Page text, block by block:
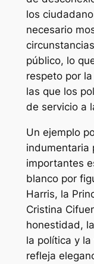
los
necesario
público, lo
respeto por
las que los
de servicio a
Un ejemplo
indumentaria
importantes
blanco por
Harris, la
Cristina
honestidad,
la política y
refleja